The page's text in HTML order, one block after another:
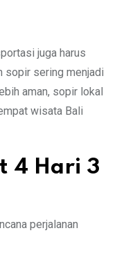
juga harus
sopir sering menjadi
aman, sopir lokal
wisata Bali
4 Hari 3
perjalanan